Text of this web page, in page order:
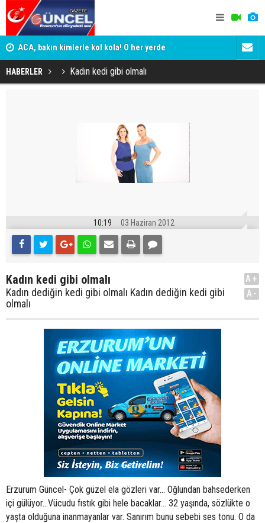
ACA, bakın kimlerle kol kola! O her yerde ADALET
HABERLER Kadın kedi gibi olmalı
10:19 03 Haziran 2012
Kadın kedi gibi olmalı
Kadın dediğin kedi gibi olmalı Kadın dediğin kedi gibi
olmalı
A+
A-
Erzurum Güncel- Çok güzel ela gözleri var... Oğlundan bahsederken
içi gülüyor...Vücudu fıstık gibi hele bacaklar... 32 yaşında, sözlükte o
yaşta olduğuna inanmayanlar var. Sanırım bunu sebebi ses tonu. O da